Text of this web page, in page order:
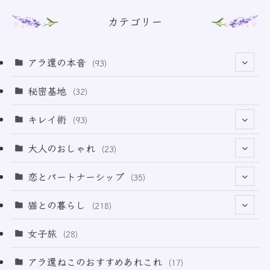
カテゴリー
アラ還の本音 (93)
(69)
秘密基地 (32)
キレイ術 (93)
(32)
(49)
大人のおしゃれ (23)
(21)
(2)
恋とパートナーシップ (35)
(32)
(3)
猫との暮らし (218)
(21)
女子旅 (28)
アラ還ねこのおすすめあれこれ (17)